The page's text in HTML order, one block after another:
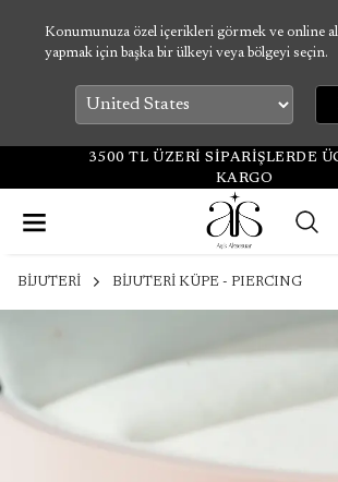
Konumunuza özel içerikleri görmek ve online
yapmak için başka bir ülkeyi veya bölgeyi seçin.
3500 TL ÜZERİ SİPARİŞLERDE
KARGO
BİJUTERİ BİJUTERİ KÜPE - PIERCING